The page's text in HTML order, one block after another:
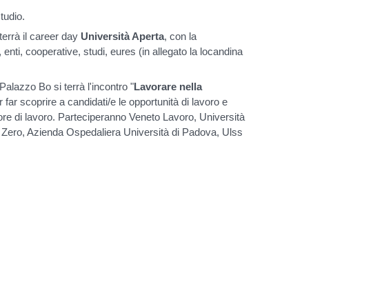
il career day Università Aperta, con la
cooperative, studi, eures (in allegato la locandina
Bo si terrà l'incontro "Lavorare nella
far scoprire a candidati/e le opportunità di lavoro e
di lavoro. Parteciperanno Veneto Lavoro, Università
Azienda Ospedaliera Università di Padova, Ulss